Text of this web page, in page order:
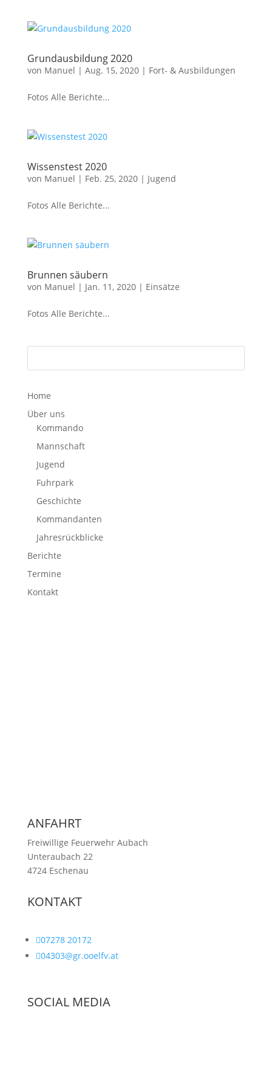
Grundausbildung 2020
von Manuel | Aug. 15, 2020| Fort- & Ausbildungen
Fotos Alle Berichte...
Wissenstest 2020
von Manuel | Feb. 25, 2020| Jugend
Fotos Alle Berichte...
Brunnen säubern
von Manuel | Jan. 11, 2020| Einsätze
Fotos Alle Berichte...
Home
Über uns
Kommando
Mannschaft
Jugend
Fuhrpark
Geschichte
Kommandanten
Jahresrückblicke
Berichte
Termine
Kontakt
ANFAHRT
Freiwillige Feuerwehr Aubach
Unteraubach 22
4724 Eschenau
KONTAKT
07278 20172
04303@gr.ooelfv.at
SOCIAL MEDIA